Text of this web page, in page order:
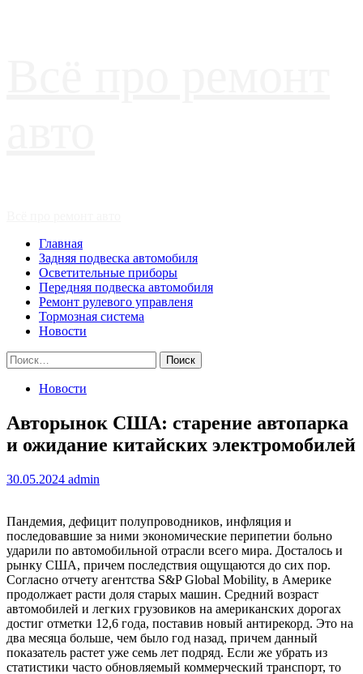
Главная
Задняя подвеска автомобиля
Осветительные приборы
Передняя подвеска автомобиля
Ремонт рулевого управленя
Тормозная система
Новости
Найти:
Новости
Авторынок США: старение автопарка
и ожидание китайских электромобилей
30.05.2024 admin
Пандемия, дефицит полупроводников, инфляция и
последовавшие за ними экономические перипетии больно
ударили по автомобильной отрасли всего мира. Досталось и
рынку США, причем последствия ощущаются до сих пор.
Согласно отчету агентства S&P Global Mobility, в Америке
продолжает расти доля старых машин. Средний возраст
автомобилей и легких грузовиков на американских дорогах
достиг отметки 12,6 года, поставив новый антирекорд. Это на
два месяца больше, чем было год назад, причем данный
показатель растет уже семь лет подряд. Если же убрать из
статистики часто обновляемый коммерческий транспорт, то